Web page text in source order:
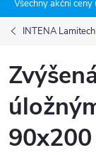
Všechny akční
INTENA Lamitech